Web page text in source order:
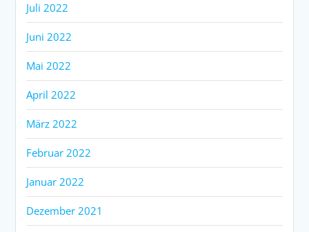
Juli 2022
Juni 2022
Mai 2022
April 2022
März 2022
Februar 2022
Januar 2022
Dezember 2021